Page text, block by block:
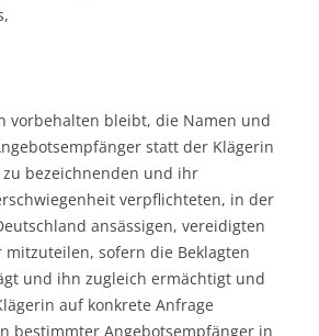
vorbehalten bleibt, die Namen und
statt der Klägerin
bezeichnenden und ihr
verpflichteten, in der
ansässigen, vereidigten
sofern die Beklagten
und ihn zugleich ermächtigt und
auf konkrete Anfrage
bestimmter Angebotsempfänger in